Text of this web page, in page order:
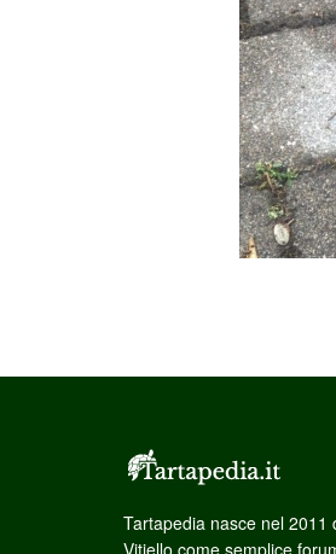
Tartapedia nasce nel 2011
Vitiello come semplice